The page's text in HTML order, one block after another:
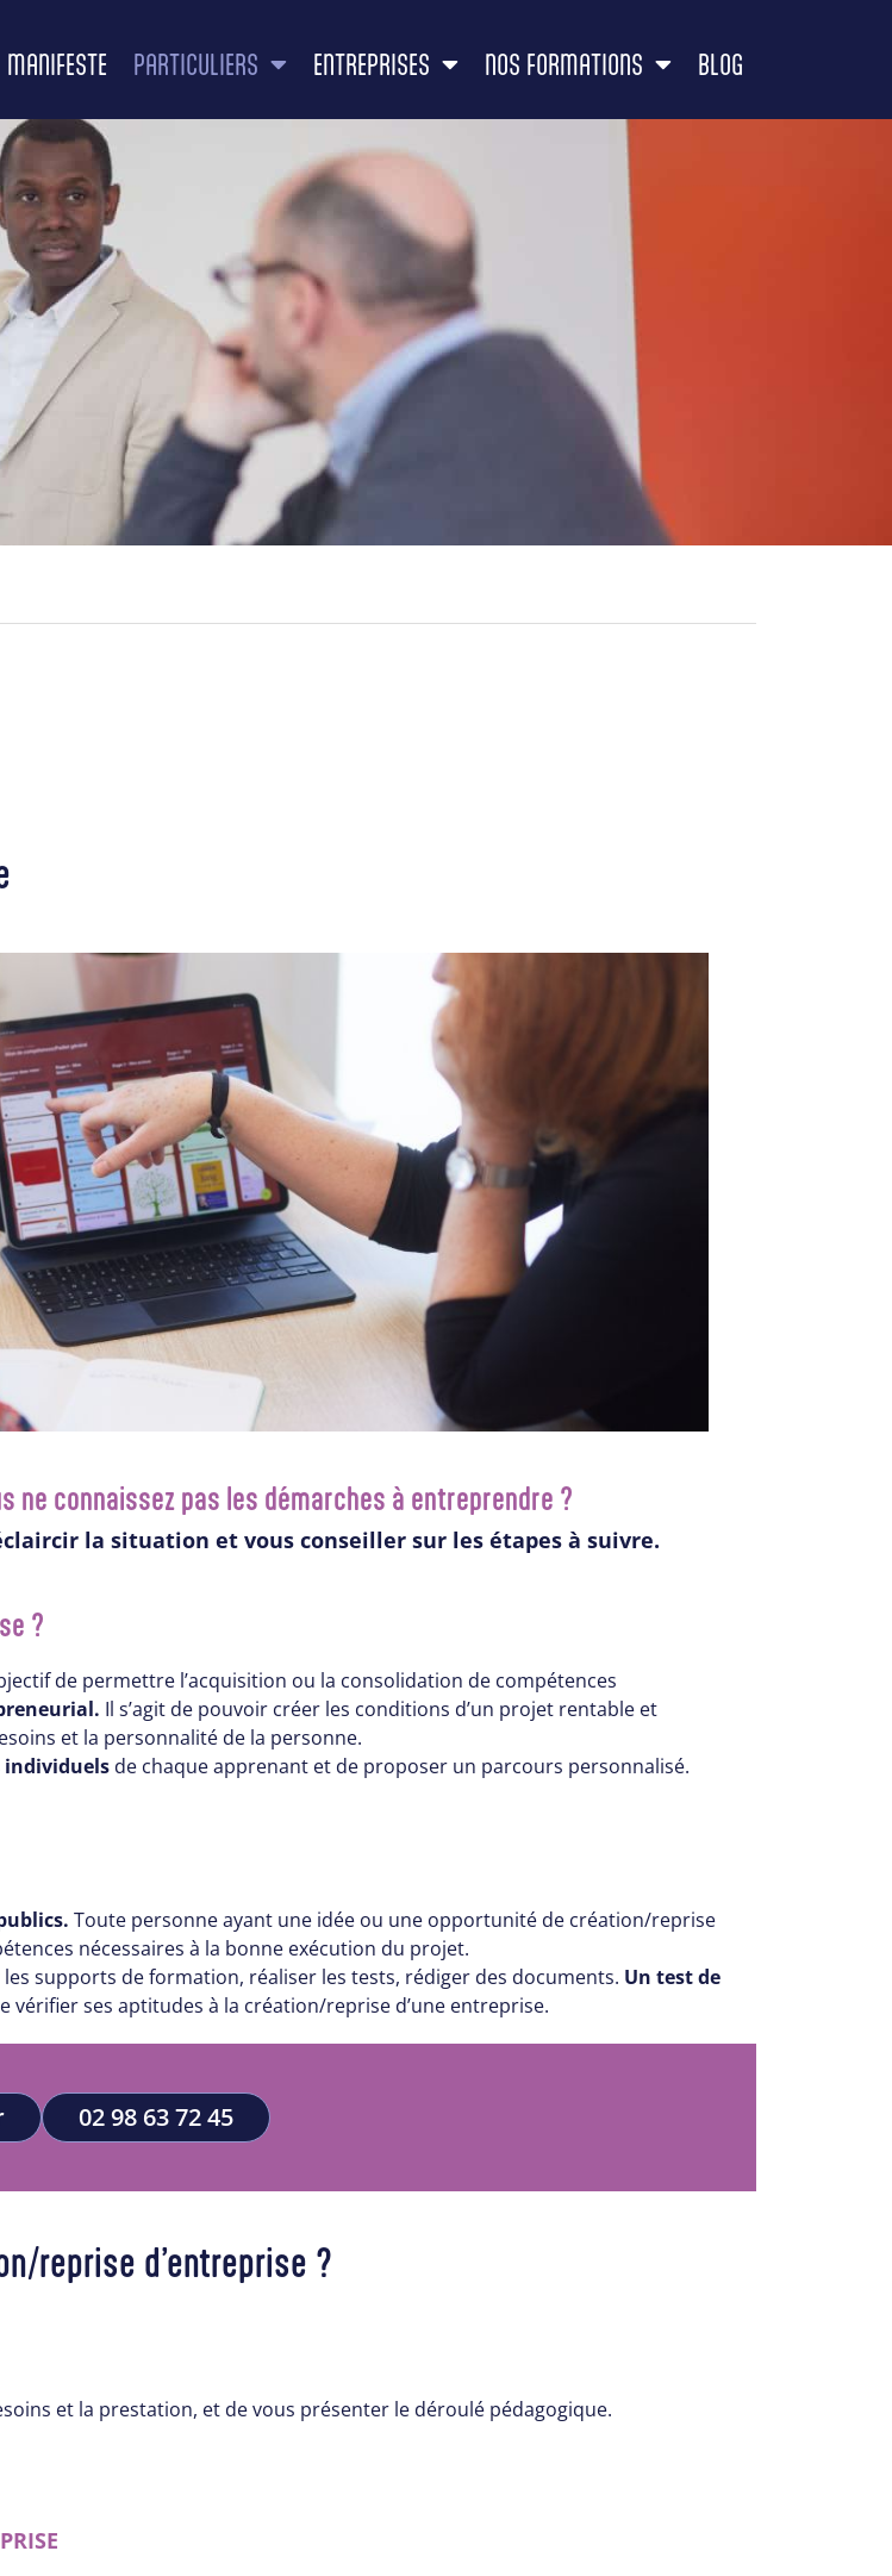
MANIFESTE PARTICULIERS ENTREPRISES NOS FORMATIONS BLOG
ne connaissez pas les démarches à entreprendre ?
la situation et vous conseiller sur les étapes à suivre.
?
de permettre l’acquisition ou la consolidation de compétences
Il s’agit de pouvoir créer les conditions d’un projet rentable et
et la personnalité de la personne.
individuels de chaque apprenant et de proposer un parcours personnalisé.
Toute personne ayant une idée ou une opportunité de création/reprise
nécessaires à la bonne exécution du projet.
supports de formation, réaliser les tests, rédiger des documents. Un test de
vérifier ses aptitudes à la création/reprise d’une entreprise.
02 98 63 72 45
reprise d’entreprise ?
et la prestation, et de vous présenter le déroulé pédagogique.